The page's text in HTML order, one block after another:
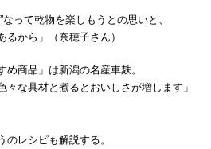
って乾物を楽しもうとの思いと、
から」（奈穂子さん）
商品」は新潟の名産車麸。
々な具材と煮るとおいしさが増します」
レシピも解説する。